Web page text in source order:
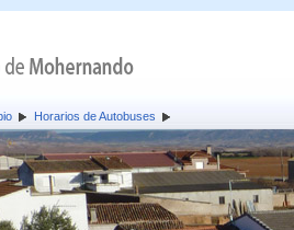
Horarios de Autobuses